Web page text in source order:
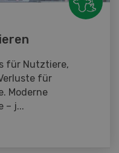
für Nutztiere,
für
Moderne
– j...